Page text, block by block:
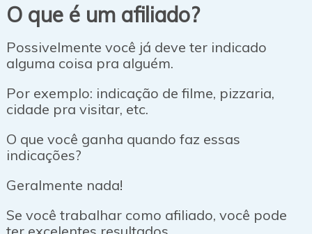
O que é um afiliado?
Possivelmente você já deve ter indicado
alguma coisa pra alguém.
Por exemplo: indicação de filme, pizzaria,
cidade pra visitar, etc.
O que você ganha quando faz essas
indicações?
Geralmente nada!
Se você trabalhar como afiliado, você pode